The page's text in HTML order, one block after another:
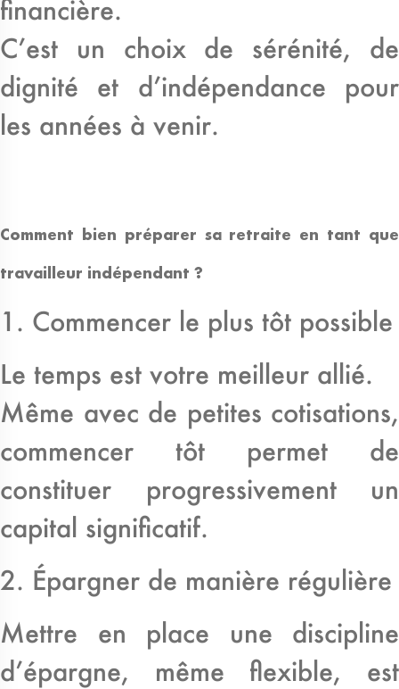
financière.
C’est un choix de sérénité, de
dignité et d’indépendance pour
les années à venir.
Comment bien préparer sa retraite en tant que
travailleur indépendant ?
1. Commencer le plus tôt possible
Le temps est votre meilleur allié.
Même avec de petites cotisations,
commencer tôt permet de
constituer progressivement un
capital significatif.
2. Épargner de manière régulière
Mettre en place une discipline
d’épargne, même flexible, est